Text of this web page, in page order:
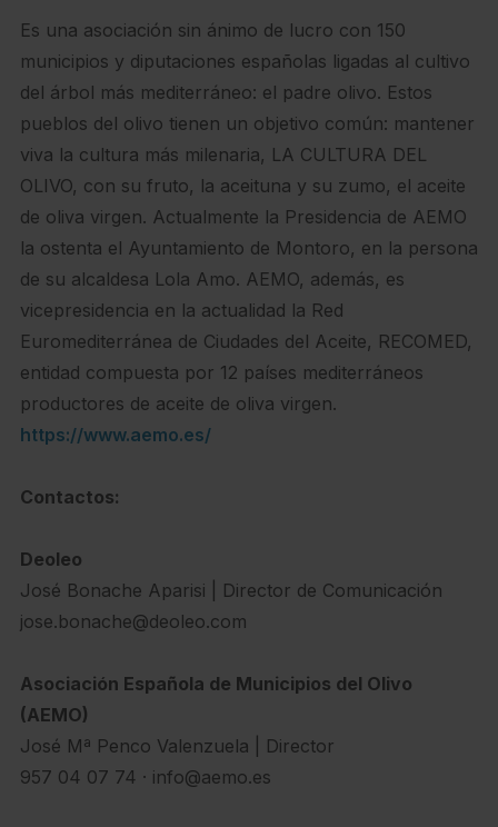
Es una asociación sin ánimo de lucro con 150
municipios y diputaciones españolas ligadas al cultivo
del árbol más mediterráneo: el padre olivo. Estos
pueblos del olivo tienen un objetivo común: mantener
viva la cultura más milenaria, LA CULTURA DEL
OLIVO, con su fruto, la aceituna y su zumo, el aceite
de oliva virgen. Actualmente la Presidencia de AEMO
la ostenta el Ayuntamiento de Montoro, en la persona
de su alcaldesa Lola Amo. AEMO, además, es
vicepresidencia en la actualidad la Red
Euromediterránea de Ciudades del Aceite, RECOMED,
entidad compuesta por 12 países mediterráneos
productores de aceite de oliva virgen.
https://www.aemo.es/
Contactos:
Deoleo
José Bonache Aparisi | Director de Comunicación
jose.bonache@deoleo.com
Asociación Española de Municipios del Olivo
(AEMO)
José Mª Penco Valenzuela | Director
957 04 07 74 · info@aemo.es